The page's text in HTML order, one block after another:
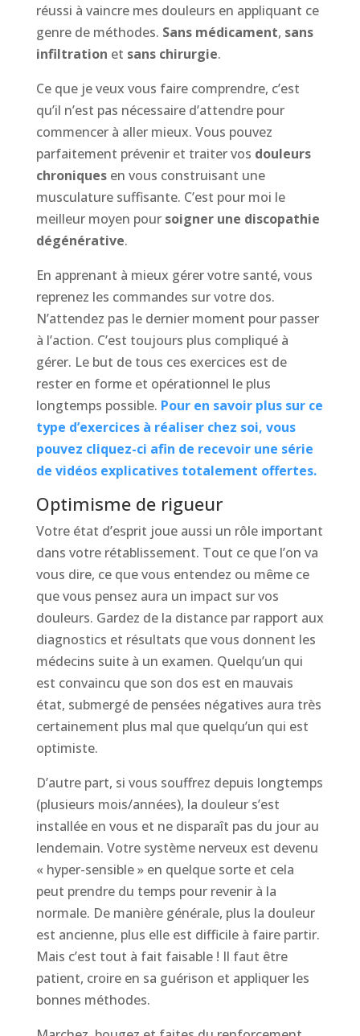
réussi à vaincre mes douleurs en appliquant ce
genre de méthodes. Sans médicament, sans
infiltration et sans chirurgie.
Ce que je veux vous faire comprendre, c’est
qu’il n’est pas nécessaire d’attendre pour
commencer à aller mieux. Vous pouvez
parfaitement prévenir et traiter vos douleurs
chroniquesen vous construisant une
musculature suffisante. C’est pour moi le
meilleur moyen pour soigner une discopathie
dégénérative.
En apprenant à mieux gérer votre santé, vous
reprenez les commandes sur votre dos.
N’attendez pas le dernier moment pour passer
à l’action. C’est toujours plus compliqué à
gérer. Le but de tous ces exercices est de
rester en forme et opérationnel le plus
longtemps possible. Pour en savoir plus sur ce
type d’exercices à réaliser chez soi, vous
pouvez cliquez-ci afin de recevoir une série
de vidéos explicatives totalement offertes.
Optimisme de rigueur
Votre état d’esprit joue aussi un rôle important
dans votre rétablissement. Tout ce que l’on va
vous dire, ce que vous entendez ou même ce
que vous pensez aura un impact sur vos
douleurs. Gardez de la distance par rapport aux
diagnostics et résultats que vous donnent les
médecins suite à un examen. Quelqu’un qui
est convaincu que son dos est en mauvais
état, submergé de pensées négatives aura très
certainement plus mal que quelqu’un qui est
optimiste.
D’autre part, si vous souffrez depuis longtemps
(plusieurs mois/années), la douleur s’est
installée en vous et ne disparaît pas du jour au
lendemain. Votre système nerveux est devenu
« hyper-sensible » en quelque sorte et cela
peut prendre du temps pour revenir à la
normale. De manière générale, plus la douleur
est ancienne, plus elle est difficile à faire partir.
Mais c’est tout à fait faisable ! Il faut être
patient, croire en sa guérison et appliquer les
bonnes méthodes.